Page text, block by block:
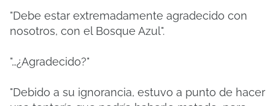
"Debe estar extremadamente agradecido con
nosotros, con el Bosque Azul".
"…¿Agradecido?"
"Debido a su ignorancia, estuvo a punto de hacer